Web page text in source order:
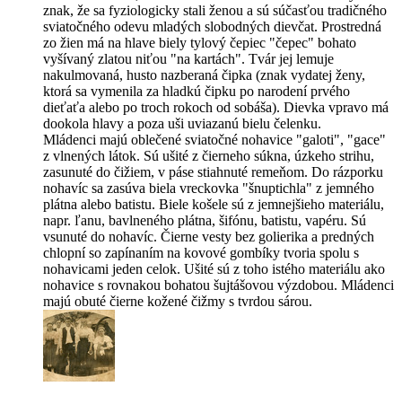
znak, že sa fyziologicky stali ženou a sú súčasťou tradičného
sviatočného odevu mladých slobodných dievčat. Prostredná
zo žien má na hlave biely tylový čepiec "čepec" bohato
vyšívaný zlatou niťou "na kartách". Tvár jej lemuje
nakulmovaná, husto nazberaná čipka (znak vydatej ženy,
ktorá sa vymenila za hladkú čipku po narodení prvého
dieťaťa alebo po troch rokoch od sobáša). Dievka vpravo má
dookola hlavy a poza uši uviazanú bielu čelenku.
Mládenci majú oblečené sviatočné nohavice "galoti", "gace"
z vlnených látok. Sú ušité z čierneho súkna, úzkeho strihu,
zasunuté do čižiem, v páse stiahnuté remeňom. Do rázporku
nohavíc sa zasúva biela vreckovka "šnuptichla" z jemného
plátna alebo batistu. Biele košele sú z jemnejšieho materiálu,
napr. ľanu, bavlneného plátna, šifónu, batistu, vapéru. Sú
vsunuté do nohavíc. Čierne vesty bez golierika a predných
chlopní so zapínaním na kovové gombíky tvoria spolu s
nohavicami jeden celok. Ušité sú z toho istého materiálu ako
nohavice s rovnakou bohatou šujtášovou výzdobou. Mládenci
majú obuté čierne kožené čižmy s tvrdou sárou.